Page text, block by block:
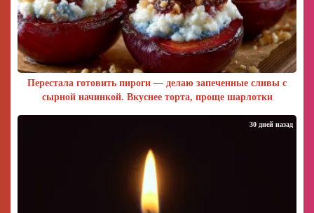
Перестала готовить пироги — делаю запеченные сливы с
сырной начинкой. Вкуснее торта, проще шарлотки
30 дней назад